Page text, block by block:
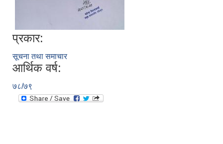
प्रकार:
सूचना तथा समाचार
आर्थिक वर्ष:
७८/७९